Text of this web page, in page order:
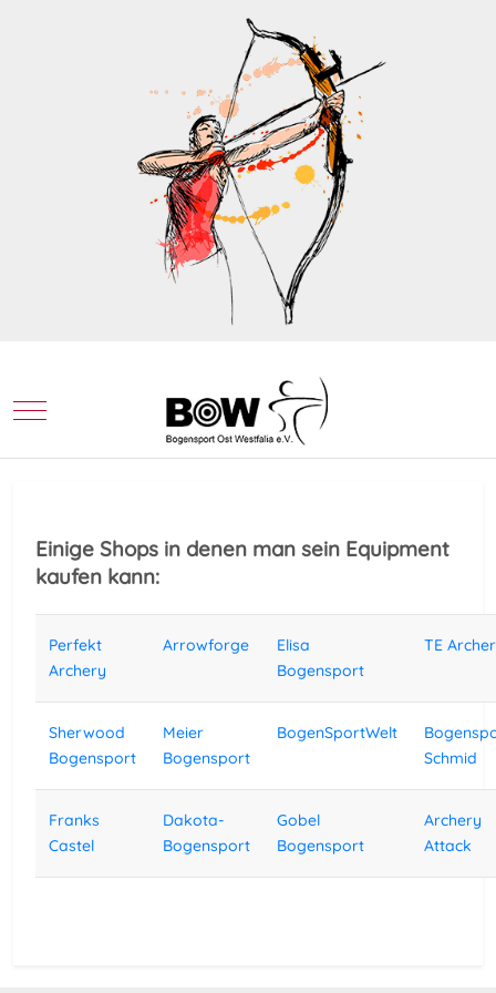
Mobile Menu Toggle
Einige Shops in denen man sein Equipment
kaufen kann:
Perfekt
Archery
Arrowforge
Elisa
Bogensport
TE
Sherwood
Bogensport
Meier
Bogensport
BogenSportWelt
Schmid
Franks
Castel
Dakota-
Bogensport
Gobel
Bogensport
Archery
Attack